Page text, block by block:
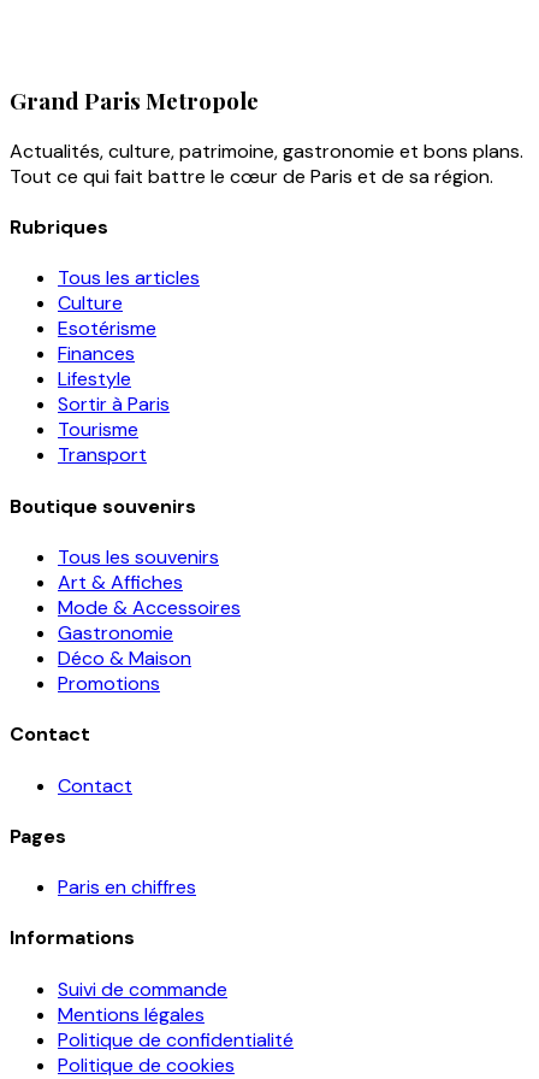
Grand Paris Metropole
Actualités, culture, patrimoine, gastronomie et bons plans.
Tout ce qui fait battre le cœur de Paris et de sa région.
Rubriques
Tous les articles
Culture
Esotérisme
Finances
Lifestyle
Sortir à Paris
Tourisme
Transport
Boutique souvenirs
Tous les souvenirs
Art & Affiches
Mode & Accessoires
Gastronomie
Déco & Maison
Promotions
Contact
Contact
Pages
Paris en chiffres
Informations
Suivi de commande
Mentions légales
Politique de confidentialité
Politique de cookies